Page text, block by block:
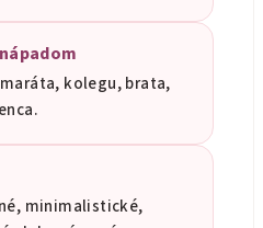
kolegu, brata,
minimalistické,